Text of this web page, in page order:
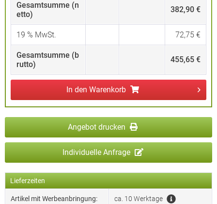
Gesamtsumme (n
etto)
382,90 €
19 % MwSt. 72,75 €
Gesamtsumme (b
rutto)
455,65 €
In den Warenkorb
Angebot drucken
Individuelle Anfrage
Lieferzeiten
Artikel mit Werbeanbringung: ca. 10 Werktage